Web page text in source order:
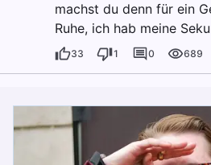
machst du denn für ein
Ruhe, ich hab meine
33 1 0 689